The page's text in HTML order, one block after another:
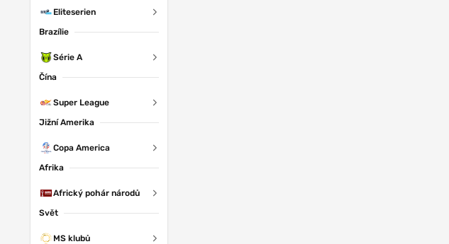
Eliteserien
Brazílie
Série A
Čína
Super League
Jižní Amerika
Copa America
Afrika
Africký pohár národů
Svět
MS klubů